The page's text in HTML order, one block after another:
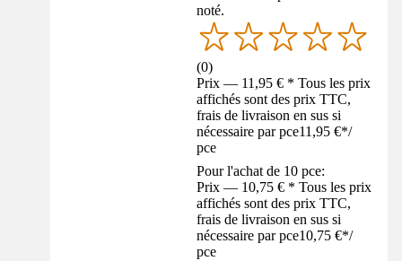
noté.
(0)
Prix — 11,95 € * Tous les prix
affichés sont des prix TTC,
frais de livraison en sus si
nécessaire par pce11,95 €*/
pce
Pour l'achat de 10 pce:
Prix — 10,75 € * Tous les prix
affichés sont des prix TTC,
frais de livraison en sus si
nécessaire par pce10,75 €*/
pce